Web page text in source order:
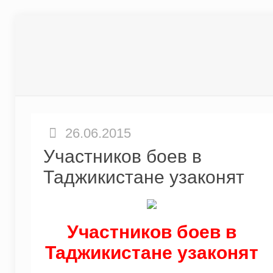
26.06.2015
Участников боев в
Таджикистане узаконят
Участников боев в
Таджикистане узаконят